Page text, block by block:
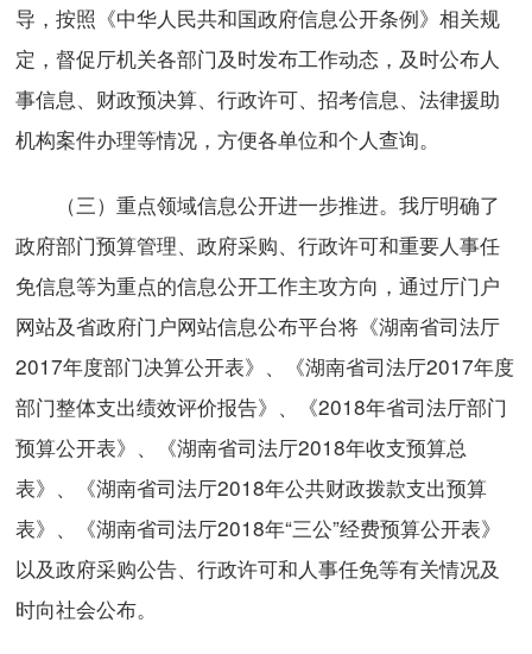
导，按照《中华人民共和国政府信息公开条例》相关规
定，督促厅机关各部门及时发布工作动态，及时公布人
事信息、财政预决算、行政许可、招考信息、法律援助
机构案件办理等情况，方便各单位和个人查询。
（三）重点领域信息公开进一步推进。我厅明确了
政府部门预算管理、政府采购、行政许可和重要人事任
免信息等为重点的信息公开工作主攻方向，通过厅门户
网站及省政府门户网站信息公布平台将《湖南省司法厅
2017年度部门决算公开表》、《湖南省司法厅2017年度
部门整体支出绩效评价报告》、《2018年省司法厅部门
预算公开表》、《湖南省司法厅2018年收支预算总
表》、《湖南省司法厅2018年公共财政拨款支出预算
表》、《湖南省司法厅2018年“三公”经费预算公开表》
以及政府采购公告、行政许可和人事任免等有关情况及
时向社会公布。